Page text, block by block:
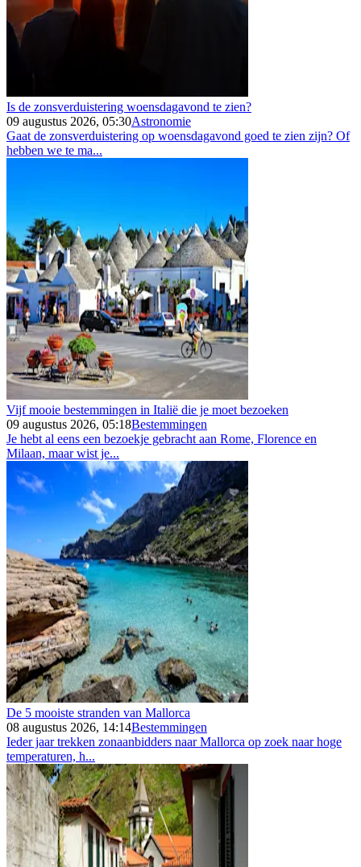
Is de zonsverduistering woensdagavond te zien?
09 augustus 2026, 05:30Astronomie
Gaat de zonsverduistering op woensdagavond goed te zien zijn? Of
hebben we te ma...
Vijf mooie bestemmingen in Italië die je moet bezoeken
09 augustus 2026, 05:18Bestemmingen
Je hebt al eens een bezoekje gebracht aan Rome, Florence en
Milaan, maar wist je...
De 5 mooiste stranden van Mallorca
08 augustus 2026, 14:14Bestemmingen
Ieder jaar trekken zonaanbidders naar Mallorca op zoek naar hoge
temperaturen, h...